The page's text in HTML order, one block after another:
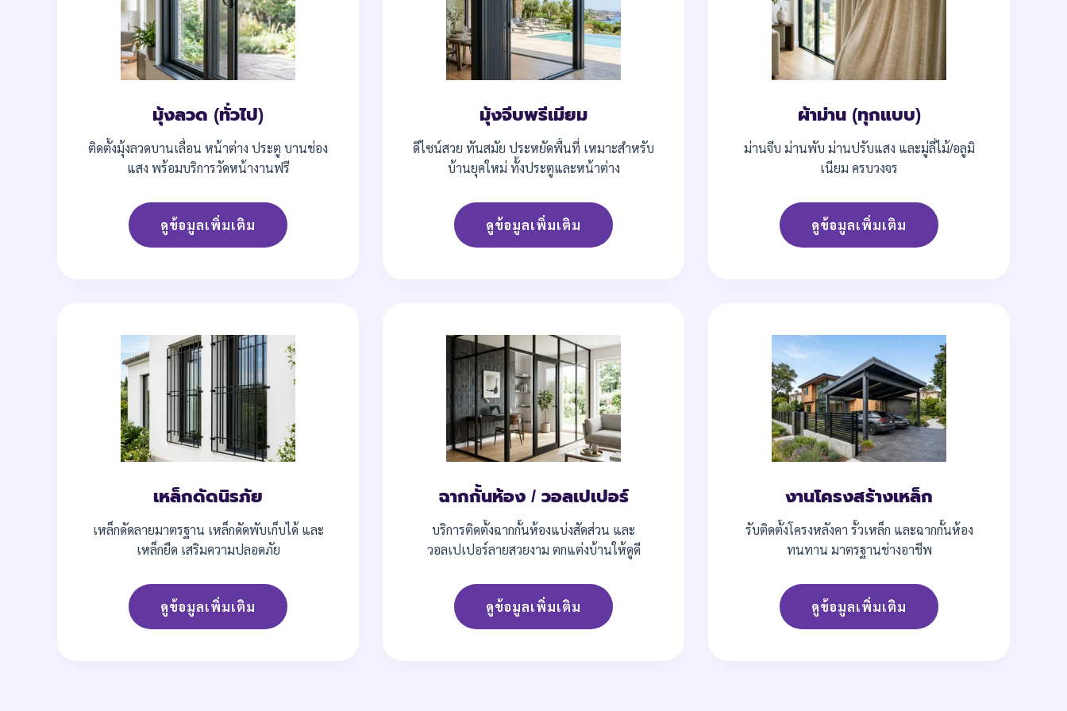
มุ้งลวด (ทั่วไป)
ติดตั้งมุ้งลวดบานเลื่อน หน้าต่าง ประตู บานช่อง
แสง พร้อมบริการวัดหน้างานฟรี
ดูข้อมูลเพิ่มเติม
มุ้งจีบพรีเมียม
ดีไซน์สวย ทันสมัย ประหยัดพื้นที่ เหมาะสำหรับ
บ้านยุคใหม่ ทั้งประตูและหน้าต่าง
ดูข้อมูลเพิ่มเติม
ผ้าม่าน (ทุกแบบ)
ม่านจีบ ม่านพับ ม่านปรับแสง และมู่ลี่ไม้/อลูมิ
เนียม ครบวงจร
ดูข้อมูลเพิ่มเติม
เหล็กดัดนิรภัย
เหล็กดัดลายมาตรฐาน เหล็กดัดพับเก็บได้ และ
เหล็กยืด เสริมความปลอดภัย
ดูข้อมูลเพิ่มเติม
ฉากกั้นห้อง / วอลเปเปอร์
บริการติดตั้งฉากกั้นห้องแบ่งสัดส่วน และ
วอลเปเปอร์ลายสวยงาม ตกแต่งบ้านให้ดูดี
ดูข้อมูลเพิ่มเติม
งานโครงสร้างเหล็ก
รับติดตั้งโครงหลังคา รั้วเหล็ก และฉากกั้นห้อง
ทนทาน มาตรฐานช่างอาชีพ
ดูข้อมูลเพิ่มเติม